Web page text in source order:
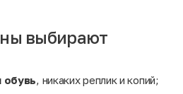
выбирают
обувь, никаких реплик и копий;